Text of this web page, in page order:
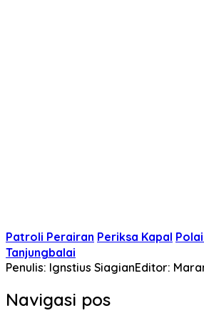
Patroli Perairan Periksa Kapal
Tanjungbalai
Penulis: Ignstius SiagianEditor:
Navigasi pos